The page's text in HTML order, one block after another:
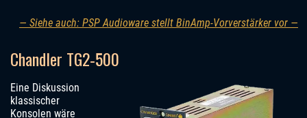
— Siehe auch: PSP Audioware stellt BinAmp-Vorverstärker vor —
Chandler TG2‑500
Eine Diskussion
klassischer
Konsolen wäre